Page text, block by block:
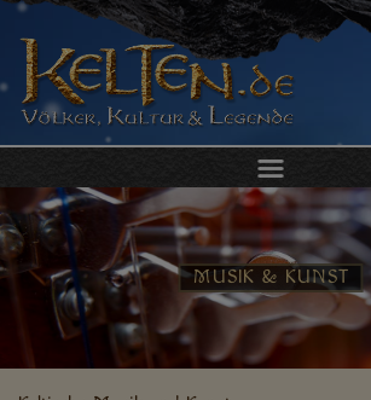
DIE KELTEN
KULTUR & ALLTAG
KELTEN ERLEBEN
KELTISCHER SCHMUCK
MUSIK & KUNST